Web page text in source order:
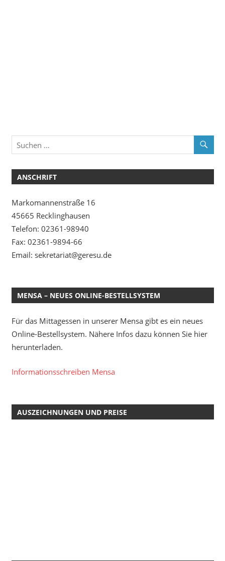
ANSCHRIFT
Markomannenstraße 16
45665 Recklinghausen
Telefon: 02361-98940
Fax: 02361-9894-66
Email: sekretariat@geresu.de
MENSA – NEUES ONLINE-BESTELLSYSTEM
Für das Mittagessen in unserer Mensa gibt es ein neues
Online-Bestellsystem. Nähere Infos dazu können Sie hier
herunterladen.
Informationsschreiben Mensa
AUSZEICHNUNGEN UND PREISE